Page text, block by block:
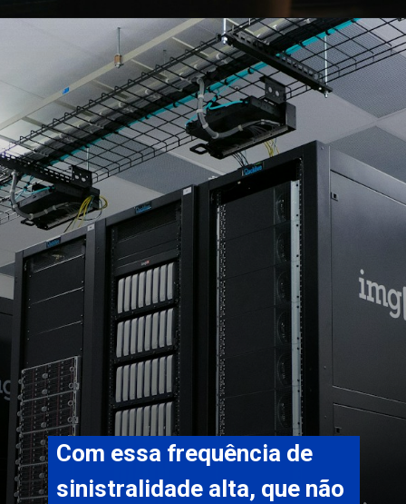
Com essa frequência de
sinistralidade alta, que não